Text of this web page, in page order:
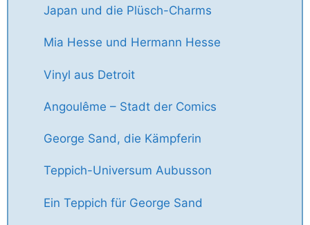
Japan und die Plüsch-Charms
Mia Hesse und Hermann Hesse
Vinyl aus Detroit
Angoulême – Stadt der Comics
George Sand, die Kämpferin
Teppich-Universum Aubusson
Ein Teppich für George Sand